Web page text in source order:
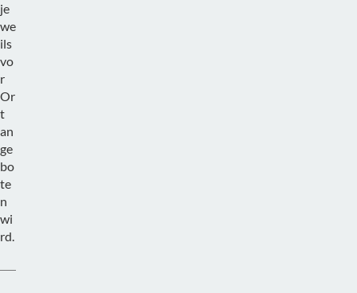
je
we
ils
vo
r
Or
t
an
ge
bo
te
n
wi
rd.